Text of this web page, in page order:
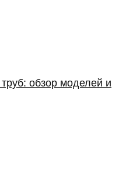
обзор моделей и